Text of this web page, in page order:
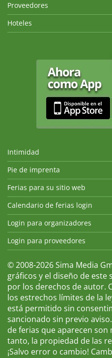
Proveedores
Hoteles
Intimidad
Pie de imprenta
Ferias para su sitio web
Calendario de ferias login
Login para organizadores
Login para proveedores
© 2008-2026 Sima Media
gráficos y el diseño de
por los derechos de autor.
los estrechos límites de la
está permitido sin
sancionado sin previo
de ferias que aparecen
tanto, la propiedad de las
¡Salvo error o cambio!